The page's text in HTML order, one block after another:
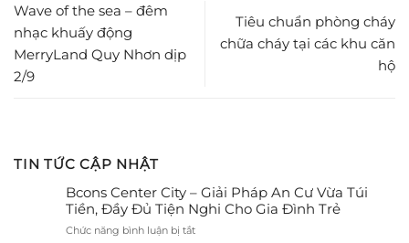
Wave of the sea – đêm
nhạc khuấy động
MerryLand Quy Nhơn dịp
2/9
Tiêu chuẩn phòng cháy
chữa cháy tại các khu căn
hộ
TIN TỨC CẬP NHẬT
Bcons Center City – Giải Pháp An Cư Vừa Túi
Tiền, Đầy Đủ Tiện Nghi Cho Gia Đình Trẻ
Chức năng bình luận bị tắtở